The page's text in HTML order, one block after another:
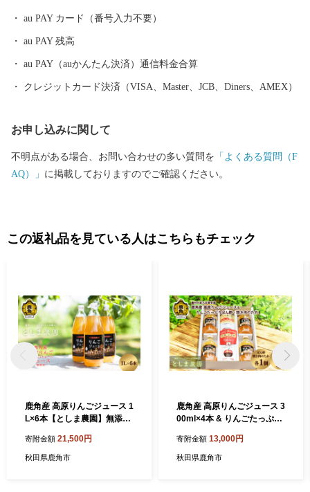
跡群」の構成資産の一つ)がある「世界遺産のまち」です
au PAY カード（番号入力不要）
au PAY 残高
au PAY（auかんたん決済）通信料金合算
クレジットカード決済（VISA、Master、JCB、Diners、AMEX）
お申し込みに関して
不明点がある場合、お問い合わせの多い質問を 「よくある質問（F
AQ）」 に掲載しておりますのでご確認ください。
この返礼品を見ている人はこちらもチェック
鹿角産 高原りんごジュース 1
L×6本【としま農園】無添加
んご お中元 お歳暮 贈答品 贈
り物 お見舞い 内祝い グルメ
寄附金額 21,500円
秋田県鹿角市
鹿角産 高原りんごジュース 3
00ml×4本 & りんごたっぷり
【としま農園】無添加 リン
ゴ 旬 県産りんご お中元 お歳
寄附金額 13,000円
秋田県鹿角市